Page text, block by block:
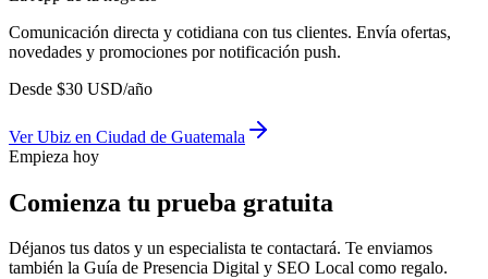
Comunicación directa y cotidiana con tus clientes. Envía ofertas,
novedades y promociones por notificación push.
Desde $30 USD/año
VerUbiz en Ciudad de Guatemala
Empieza hoy
Comienza tu prueba gratuita
Déjanos tus datos y un especialista te contactará. Te enviamos
también la Guía de Presencia Digital y SEO Local como regalo.